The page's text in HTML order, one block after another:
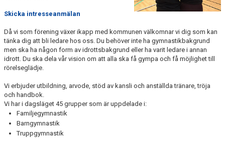
Skicka intresseanmälan
Då vi som förening växer ikapp med kommunen välkomnar vi dig som kan
tänka dig att bli ledare hos oss. Du behöver inte ha gymnastikbakgrund
men ska ha någon form av idrottsbakgrund eller ha varit ledare i annan
idrott. Du ska dela vår vision om att alla ska få gympa och få möjlighet till
rörelseglädje.
Vi erbjuder utbildning, arvode, stöd av kansli och anställda tränare, tröja
och handbok.
Vi har i dagsläget 45 grupper som är uppdelade i:
Familjegymnastik
Barngymnastik
Truppgymnastik